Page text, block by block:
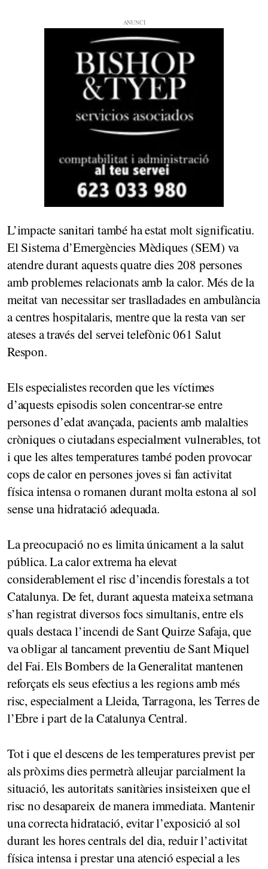
L’impacte sanitari també ha estat molt significatiu.
El Sistema d’Emergències Mèdiques (SEM) va
atendre durant aquests quatre dies 208 persones
amb problemes relacionats amb la calor. Més de la
meitat van necessitar ser traslladades en ambulància
a centres hospitalaris, mentre que la resta van ser
ateses a través del servei telefònic 061 Salut
Respon.
Els especialistes recorden que les víctimes
d’aquests episodis solen concentrar-se entre
persones d’edat avançada, pacients amb malalties
cròniques o ciutadans especialment vulnerables, tot
i que les altes temperatures també poden provocar
cops de calor en persones joves si fan activitat
física intensa o romanen durant molta estona al sol
sense una hidratació adequada.
La preocupació no es limita únicament a la salut
pública. La calor extrema ha elevat
considerablement el risc d’incendis forestals a tot
Catalunya. De fet, durant aquesta mateixa setmana
s’han registrat diversos focs simultanis, entre els
quals destaca l’incendi de Sant Quirze Safaja, que
va obligar al tancament preventiu de Sant Miquel
del Fai. Els Bombers de la Generalitat mantenen
reforçats els seus efectius a les regions amb més
risc, especialment a Lleida, Tarragona, les Terres de
l’Ebre i part de la Catalunya Central.
Tot i que el descens de les temperatures previst per
als pròxims dies permetrà alleujar parcialment la
situació, les autoritats sanitàries insisteixen que el
risc no desapareix de manera immediata. Mantenir
una correcta hidratació, evitar l’exposició al sol
durant les hores centrals del dia, reduir l’activitat
física intensa i prestar una atenció especial a les